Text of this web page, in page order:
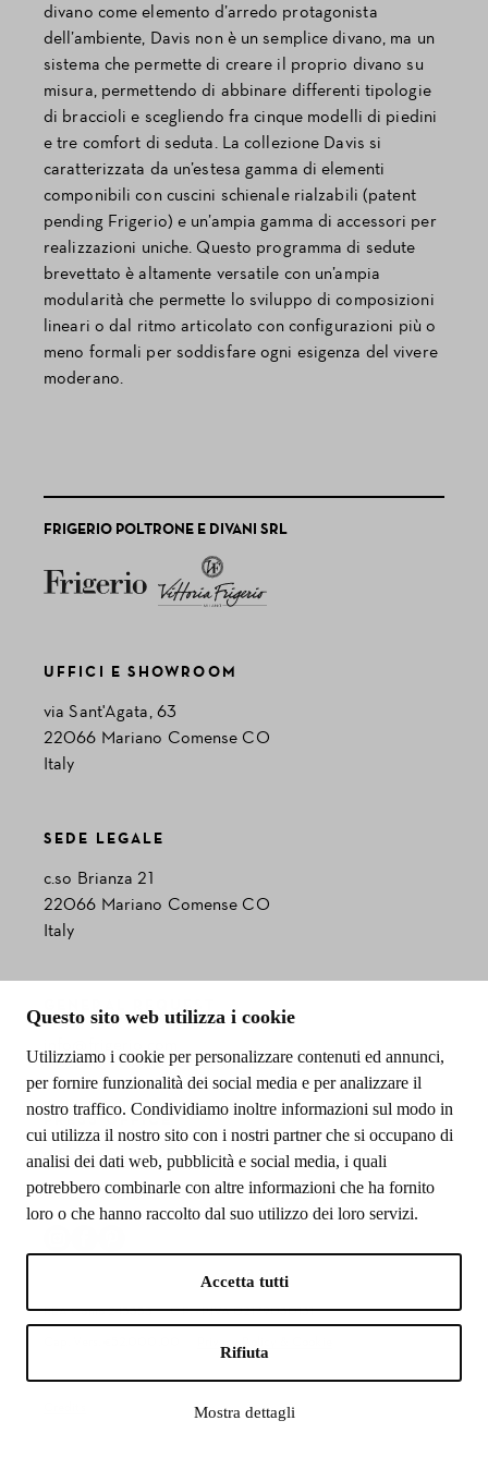
Questo sito web utilizza i cookie
Utilizziamo i cookie per personalizzare contenuti ed annunci,
per fornire funzionalità dei social media e per analizzare il
nostro traffico. Condividiamo inoltre informazioni sul modo in
cui utilizza il nostro sito con i nostri partner che si occupano di
analisi dei dati web, pubblicità e social media, i quali
potrebbero combinarle con altre informazioni che ha fornito
loro o che hanno raccolto dal suo utilizzo dei loro servizi.
Accetta tutti
Rifiuta
Mostra dettagli
divano come elemento d’arredo protagonista
dell’ambiente, Davis non è un semplice divano, ma un
sistema che permette di creare il proprio divano su
misura, permettendo di abbinare differenti tipologie
di braccioli e scegliendo fra cinque modelli di piedini
e tre comfort di seduta. La collezione Davis si
caratterizzata da un’estesa gamma di elementi
componibili con cuscini schienale rialzabili (patent
pending Frigerio) e un’ampia gamma di accessori per
realizzazioni uniche. Questo programma di sedute
brevettato è altamente versatile con un’ampia
modularità che permette lo sviluppo di composizioni
lineari o dal ritmo articolato con configurazioni più o
meno formali per soddisfare ogni esigenza del vivere
moderano.
FRIGERIO POLTRONE E DIVANI SRL
UFFICI E SHOWROOM
via Sant'Agata, 63
22066 Mariano Comense CO
Italy
SEDE LEGALE
c.so Brianza 21
22066 Mariano Comense CO
Italy
GENERAL REQUEST
PRESS OFFICE
barbara.barbato@r-w.it
REA Como 245353
C.F. - P.IVA 02179030131